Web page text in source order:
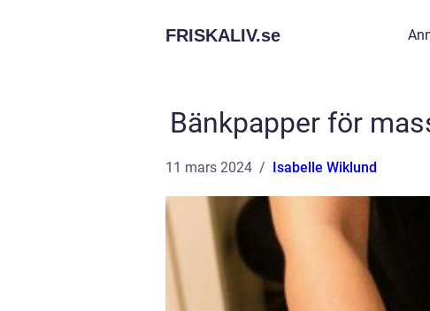
FRISKALIV.se
Bänkpapper för
11 mars 2024 Isabelle Wiklund